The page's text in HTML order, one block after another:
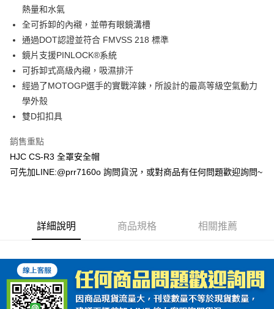
運送方式
全家取貨付款(安全帽一頂以上請選宅配)
每筆NT$60，滿NT$1,000(含以上)免運費
7-11取貨付款(安全帽一頂以上請選宅配)
每筆NT$60，滿NT$1,000(含以上)免運費
宅配
每筆NT$100，滿NT$1,000(含以上)免運費
熱量和水氣
全可拆卸的內襯，並帶有眼鏡溝槽
通過DOT認證並符合 FMVSS 218 標準
鏡片支援PINLOCK®系統
可拆卸式高級內襯，吸濕排汗
經過了MOTOGP選手的實戰淬鍊，所設計的最高等級空氣動力
學外殼
雙D扣扣具
銷售重點
HJC CS-R3 全罩安全帽
可先加LINE:@prr7160o 詢問貨況，或對商品有任何問題歡迎詢問~
詳細說明 商品規格 相關推薦